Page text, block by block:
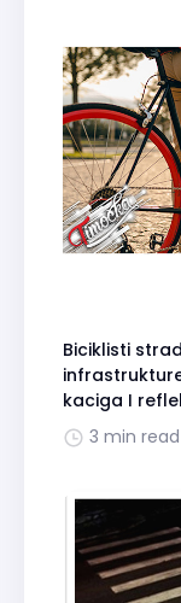
Biciklisti
kaciga I
3 min read